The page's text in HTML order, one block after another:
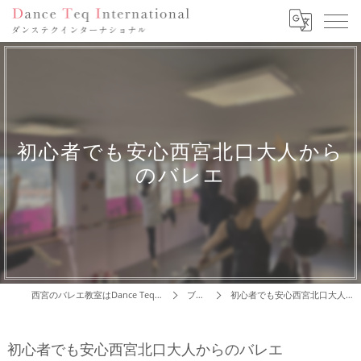
初心者でも安心西宮北口大人から
のバレエ
西宮のバレエ教室はDance Teq International ブログ 初心者でも安心西宮北口大人からのバレエ
初心者でも安心西宮北口大人からのバレエ